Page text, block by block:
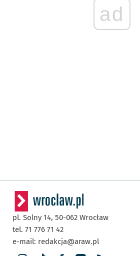
ad
pl. Solny 14, 50-062 Wrocław
tel. 71 776 71 42
e-mail: redakcja@araw.pl